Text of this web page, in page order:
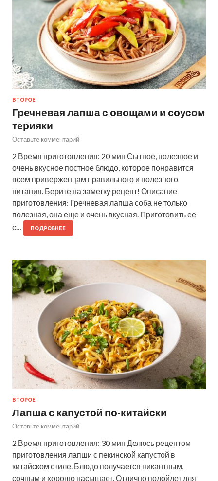
ВТОРОЕ
Гречневая лапша с овощами и соусом
терияки
Оставьте комментарий
2 Время приготовления: 20 мин Сытное, полезное и
очень вкусное постное блюдо, которое понравится
всем приверженцам правильного и полезного
питания. Берите на заметку рецепт! Описание
приготовления: Гречневая лапша соба не только
полезная, она еще и очень вкусная. Приготовить ее
с…
ПОДРОБНЕЕ
ВТОРОЕ
Лапша с капустой по-китайски
Оставьте комментарий
2 Время приготовления: 30 мин Делюсь рецептом
приготовления лапши с пекинской капустой в
китайском стиле. Блюдо получается пикантным,
сочным и хорошо насыщает. Отлично подойдет для